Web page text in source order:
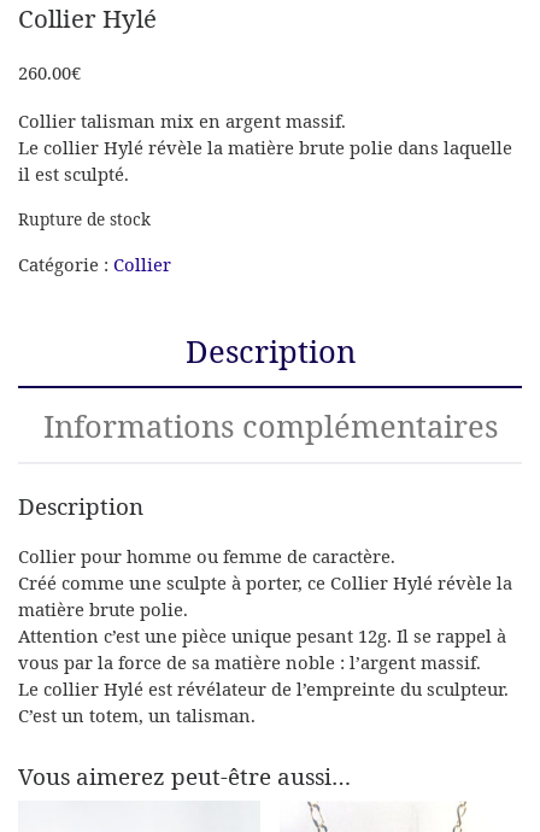
Collier Hylé
260.00€
Collier talisman mix en argent massif.
Le collier Hylé révèle la matière brute polie dans laquelle
il est sculpté.
Rupture de stock
Catégorie : Collier
Description
Informations complémentaires
Description
Collier pour homme ou femme de caractère.
Créé comme une sculpte à porter, ce Collier Hylé révèle la
matière brute polie.
Attention c’est une pièce unique pesant 12g. Il se rappel à
vous par la force de sa matière noble : l’argent massif.
Le collier Hylé est révélateur de l’empreinte du sculpteur.
C’est un totem, un talisman.
Vous aimerez peut-être aussi…